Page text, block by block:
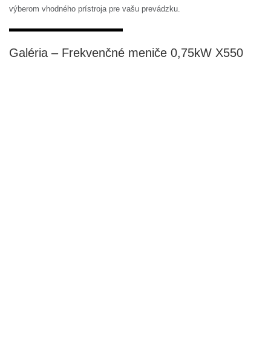
výberom vhodného prístroja pre vašu prevádzku.
Galéria – Frekvenčné meniče 0,75kW X550